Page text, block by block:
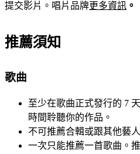
提交影片。唱片品牌更多資訊 。
推薦須知
歌曲
至少在歌曲正式發行的 7
時間聆聽你的作品。
不可推薦合輯或跟其他藝
一次只能推薦一首歌曲。